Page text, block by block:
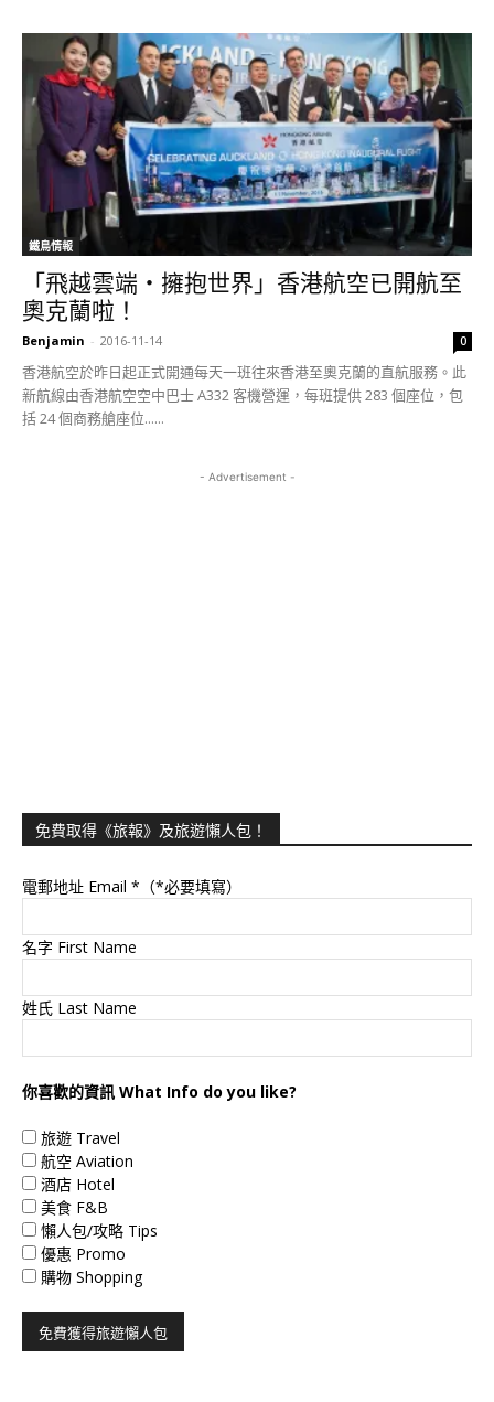
鐵鳥情報
「飛越雲端‧擁抱世界」香港航空已開航至
奧克蘭啦！
Benjamin - 2016-11-14 0
香港航空於昨日起正式開通每天一班往來香港至奧克蘭的直航服務。此
新航線由香港航空空中巴士 A332 客機營運，每班提供 283 個座位，包
括 24 個商務艙座位......
- Advertisement -
免費取得《旅報》及旅遊懶人包！
電郵地址 Email *（*必要填寫）
名字 First Name
姓氏 Last Name
你喜歡的資訊 What Info do you like?
旅遊 Travel
航空 Aviation
酒店 Hotel
美食 F&B
懶人包/攻略 Tips
優惠 Promo
購物 Shopping